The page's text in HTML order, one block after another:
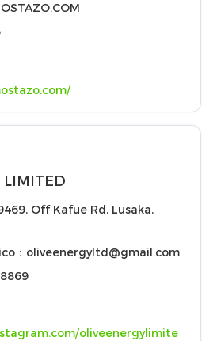
LIMITED
Off Kafue Rd, Lusaka,
： oliveenergyltd@gmail.com
oliveenergylimite